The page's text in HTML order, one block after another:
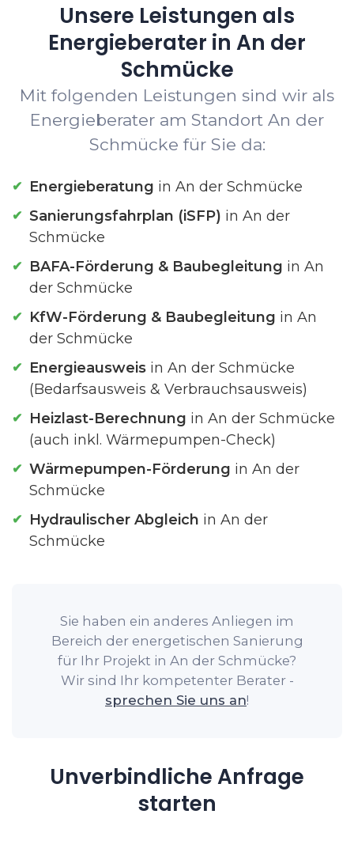
Unsere Leistungen als
Energieberater in An der
Schmücke
Mit folgenden Leistungen sind wir als
Energieberater am Standort An der
Schmücke für Sie da:
Energieberatung in An der Schmücke
Sanierungsfahrplan (iSFP) in An der
Schmücke
BAFA-Förderung & Baubegleitung in An
der Schmücke
KfW-Förderung & Baubegleitung in An
der Schmücke
Energieausweis in An der Schmücke
(Bedarfsausweis & Verbrauchsausweis)
Heizlast-Berechnung in An der Schmücke
(auch inkl. Wärmepumpen-Check)
Wärmepumpen-Förderung in An der
Schmücke
Hydraulischer Abgleich in An der
Schmücke
Sie haben ein anderes Anliegen im
Bereich der energetischen Sanierung
für Ihr Projekt in An der Schmücke?
Wir sind Ihr kompetenter Berater -
sprechen Sie uns an!
Unverbindliche Anfrage
starten